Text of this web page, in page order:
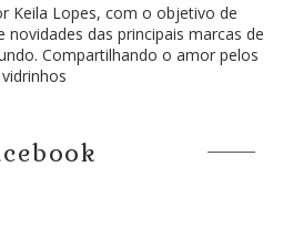
Keila Lopes, com o objetivo de
das principais marcas de
Compartilhando o amor pelos
vidrinhos